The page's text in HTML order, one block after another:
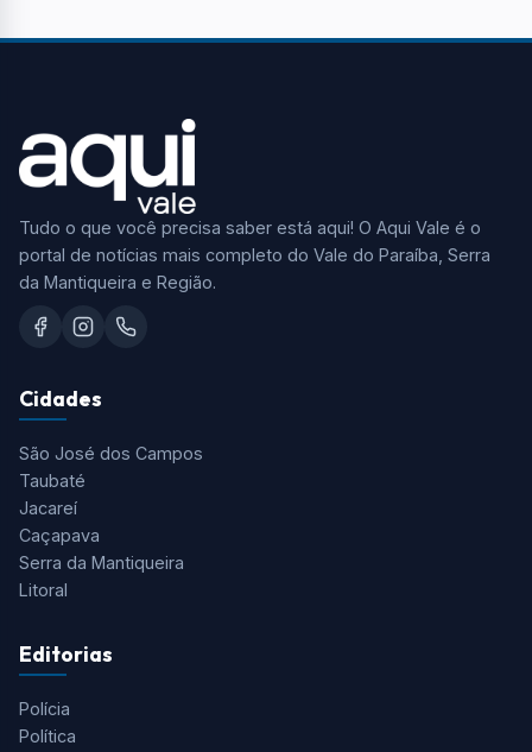
portal de notícias mais completo do Vale do Paraíba, Serra
da Mantiqueira e Região.